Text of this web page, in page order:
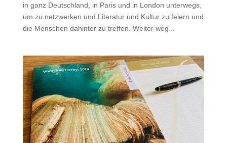
in ganz Deutschland, in Paris und in London unterwegs,
um zu netzwerken und Literatur und Kultur zu feiern und
die Menschen dahinter zu treffen. Weiter weg...